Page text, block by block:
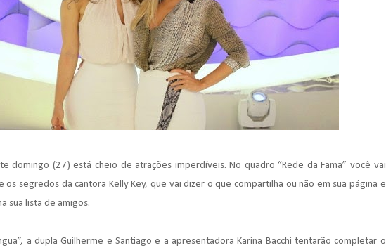
domingo (27) está cheio de atrações imperdíveis. No quadro “Rede da Fama” você vai
os segredos da cantora Kelly Key, que vai dizer o que compartilha ou não em sua página e
sua lista de amigos.
a dupla Guilherme e Santiago e a apresentadora Karina Bacchi tentarão completar o